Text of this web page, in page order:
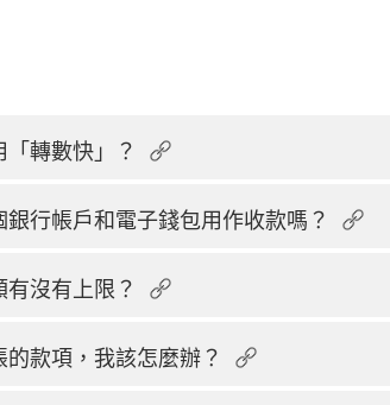
轉數快」？
行帳戶和電子錢包用作收款嗎？
沒有上限？
款項，我該怎麼辦？